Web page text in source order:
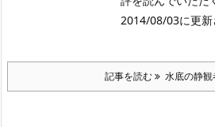
2014/08/03に更新
記事を読む 水底の静